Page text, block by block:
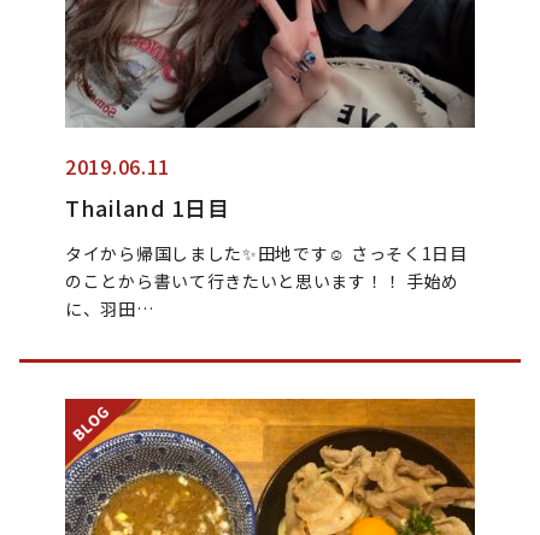
2019.06.11
Thailand 1日目
タイから帰国しました✨田地です☺︎︎ さっそく1日目
のことから書いて行きたいと思います！！ 手始め
に、羽田…